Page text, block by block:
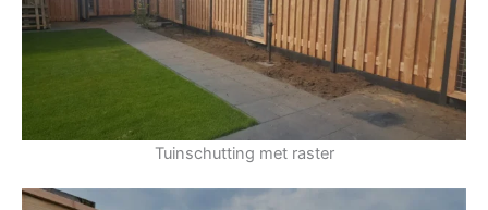
Tuinschutting met raster